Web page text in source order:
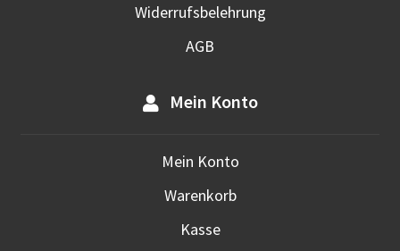
Widerrufsbelehrung
AGB
Mein Konto
Mein Konto
Warenkorb
Kasse